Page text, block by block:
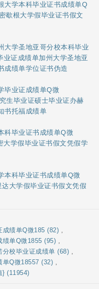
大学本科毕业证书成绩单Q
歇根大学假毕业证书假文
大学圣地亚哥分校本科毕业
证成绩单加州大学圣地亚
成绩单学位证书伪造
毕业证成绩单Q微
生毕业证硕士毕业证办赫
书托福成绩单
科毕业证书成绩单Q微
学假毕业证书假文凭假学
本科毕业证书成绩单Q微
大学假毕业证书假文凭假
成绩单Q微185 (82) ,
绩单Q微1855 (95) ,
分校毕业证成绩单 (68) ,
单Q微18557 (32) ,
} (11954)